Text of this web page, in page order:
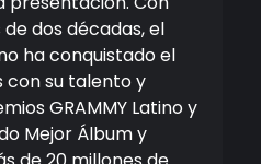
dos décadas, el
ha conquistado el
con su talento y
GRAMMY Latino y
Mejor Álbum y